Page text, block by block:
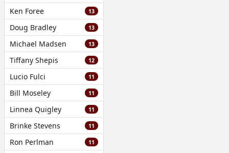
Ken Foree 13
Doug Bradley 13
Michael Madsen 13
Tiffany Shepis 12
Lucio Fulci 11
Bill Moseley 11
Linnea Quigley 11
Brinke Stevens 11
Ron Perlman 11